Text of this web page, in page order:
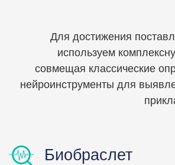
Для достижения
используем
совмещая классические
нейроинструменты для
Биобраслет